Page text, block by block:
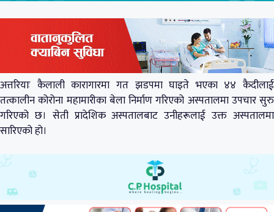
अत्तरियाः कैलाली कारागारमा गत झडपमा घाइते भएका ४४ कैदीलाई
तत्कालीन कोरोना महामारीका बेला निर्माण गरिएको अस्पतालमा उपचार सुरु
गरिएको छ। सेती प्रादेशिक अस्पतालबाट उनीहरूलाई उक्त अस्पतालमा
सारिएको हो।